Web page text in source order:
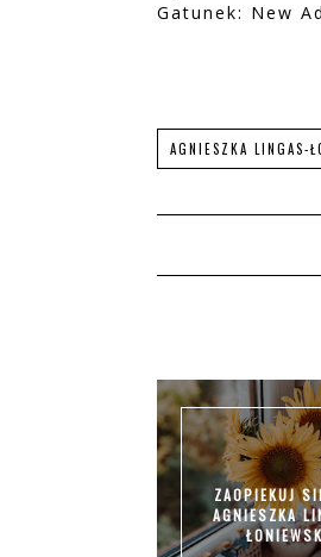
Gatunek: New
AGNIESZKA LINGAS-
ZAOPIEKUJ
AGNIESZKA